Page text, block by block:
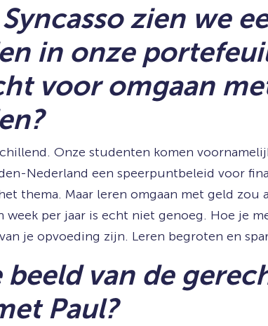
zien we
in onze
voor omgaan
Onze studenten komen
Nederland een speerpuntbeleid voor
thema. Maar leren omgaan met geld
week per jaar is echt niet genoeg. Hoe je
je opvoeding zijn. Leren begroten en
beeld van de
Paul?